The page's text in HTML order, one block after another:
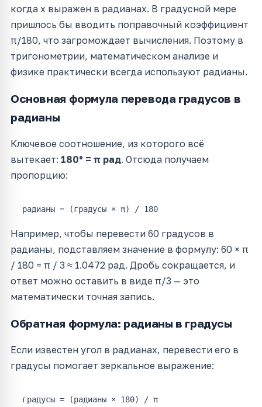
когда x выражен в радианах. В градусной мере
пришлось бы вводить поправочный коэффициент
π/180, что загромождает вычисления. Поэтому в
тригонометрии, математическом анализе и
физике практически всегда используют радианы.
Основная формула перевода градусов в
радианы
Ключевое соотношение, из которого всё
вытекает: 180° = π рад. Отсюда получаем
пропорцию:
радианы = (градусы × π) / 180
Например, чтобы перевести 60 градусов в
радианы, подставляем значение в формулу: 60 × π
/ 180 = π / 3 ≈ 1.0472 рад. Дробь сокращается, и
ответ можно оставить в виде π/3 — это
математически точная запись.
Обратная формула: радианы в градусы
Если известен угол в радианах, перевести его в
градусы помогает зеркальное выражение:
градусы = (радианы × 180) / π